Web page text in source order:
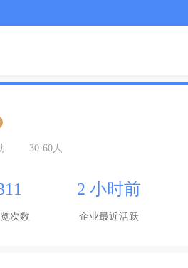
30-60人
次数
2 小时前
企业最近活跃